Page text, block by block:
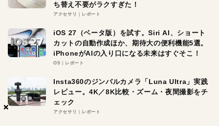
×
×
×
ち替え不要がラクすぎた！
アクセサリ レポート
iOS 27（ベータ版）を試す。Siri AI、ショート
カットの自動作成ほか、期待大の便利機能5選。
iPhoneがAIの入り口になる未来はすぐそこ！
OS レポート
Insta360のジンバルカメラ「Luna Ultra」実践
レビュー。4K／8K比較・ズーム・夜間撮影をチ
ェック
アクセサリ レポート